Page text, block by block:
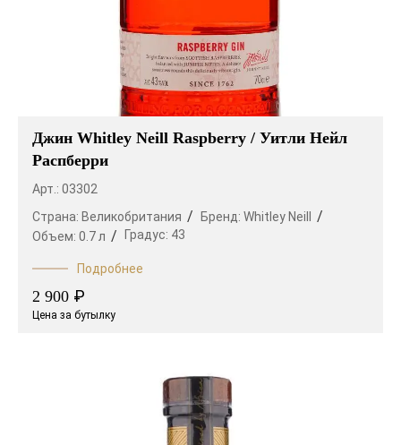
Джин Whitley Neill Raspberry / Уитли Нейл
Распберри
Арт.: 03302
Страна: Великобритания Бренд: Whitley Neill
Объем: 0.7 л Градус: 43
Подробнее
2 900 ₽
Цена за бутылку